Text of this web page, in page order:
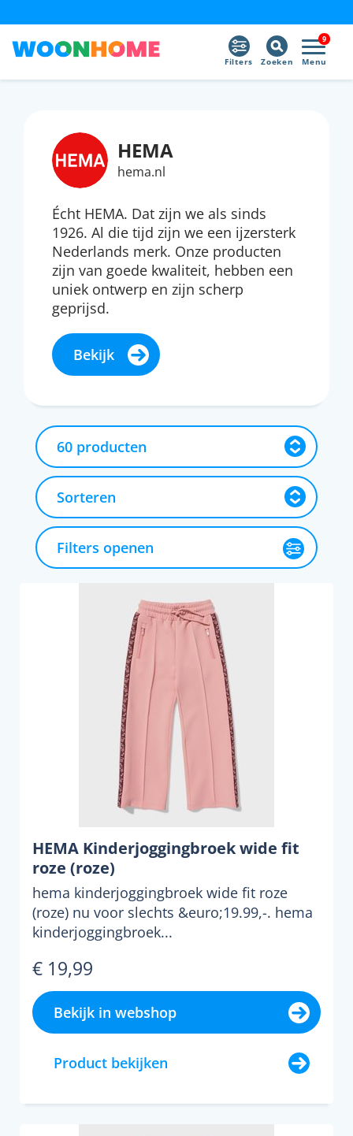
9
Menu
Zoeken
Filters
HEMA
hema.nl
Écht HEMA. Dat zijn we als sinds
1926. Al die tijd zijn we een ijzersterk
Nederlands merk. Onze producten
zijn van goede kwaliteit, hebben een
uniek ontwerp en zijn scherp
geprijsd.
Bekijk
Filters openen
HEMA Kinderjoggingbroek wide fit
roze (roze)
hema kinderjoggingbroek wide fit roze
(roze) nu voor slechts &euro;19.99,-. hema
kinderjoggingbroek...
€ 19,99
Bekijk in webshop
Product bekijken